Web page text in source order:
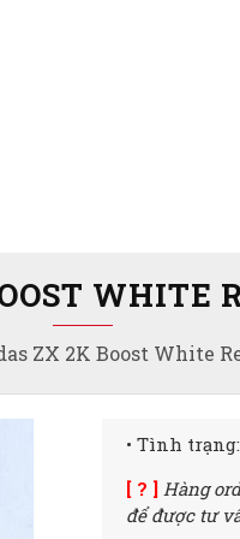
ZX 2K Boost White
WHITE
• Tình
[ ? ] Hàng
để được tư